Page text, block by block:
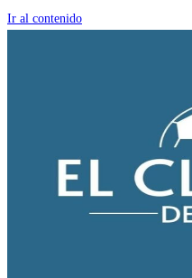
Ir al contenido